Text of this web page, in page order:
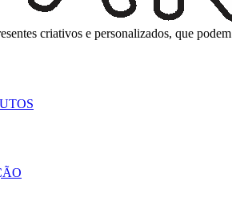
criativos e personalizados, que